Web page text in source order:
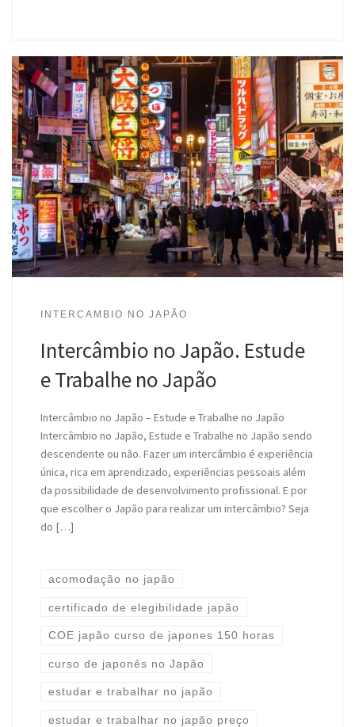
INTERCAMBIO NO JAPÃO
Intercâmbio no Japão. Estude
e Trabalhe no Japão
Intercâmbio no Japão – Estude e Trabalhe no Japão
Intercâmbio no Japão, Estude e Trabalhe no Japão sendo
descendente ou não. Fazer um intercâmbio é experiência
única, rica em aprendizado, experiências pessoais além
da possibilidade de desenvolvimento profissional. E por
que escolher o Japão para realizar um intercâmbio? Seja
do […]
acomodação no japão
certificado de elegibilidade japão
COE japão curso de japones 150 horas
curso de japonês no Japão
estudar e trabalhar no japão
estudar e trabalhar no japão preço